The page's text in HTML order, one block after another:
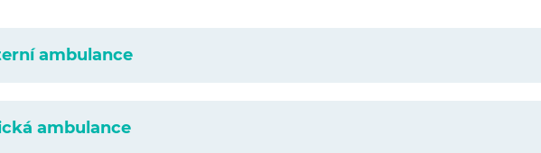
ambulance
ambulance